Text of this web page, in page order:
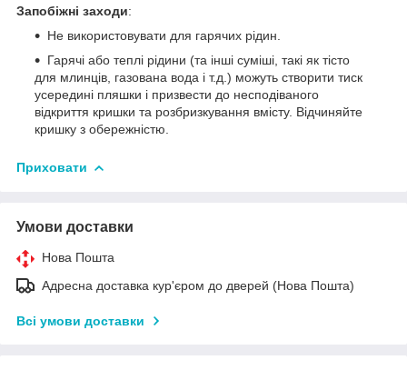
Запобіжні заходи:
Не використовувати для гарячих рідин.
Гарячі або теплі рідини (та інші суміші, такі як тісто
для млинців, газована вода і т.д.) можуть створити тиск
усередині пляшки і призвести до несподіваного
відкриття кришки та розбризкування вмісту. Відчиняйте
кришку з обережністю.
Приховати
Умови доставки
Нова Пошта
Адресна доставка кур'єром до дверей (Нова Пошта)
Всі умови доставки